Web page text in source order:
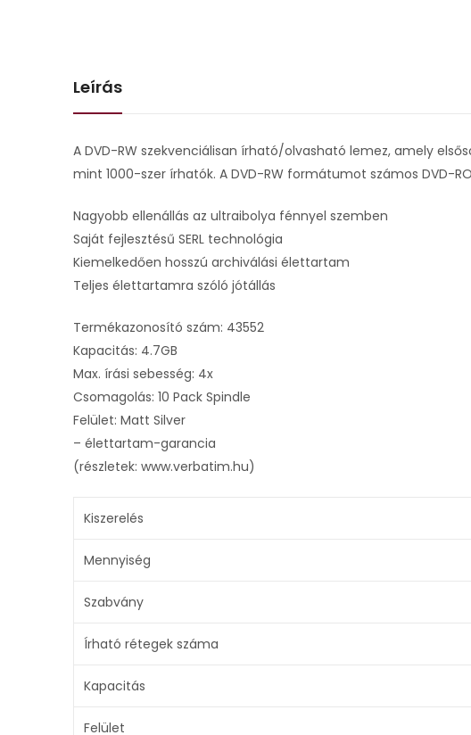
Leírás
A DVD-RW szekvenciálisan írható/olvasható lemez, amely
mint 1000-szer írhatók. A DVD-RW formátumot számos DVD-
Nagyobb ellenállás az ultraibolya fénnyel szemben
Saját fejlesztésű SERL technológia
Kiemelkedően hosszú archiválási élettartam
Teljes élettartamra szóló jótállás
Termékazonosító szám: 43552
Kapacitás: 4.7GB
Max. írási sebesség: 4x
Csomagolás: 10 Pack Spindle
Felület: Matt Silver
– élettartam-garancia
(részletek: www.verbatim.hu)
Kiszerelés
Mennyiség
Szabvány
Írható rétegek száma
Kapacitás
Felület